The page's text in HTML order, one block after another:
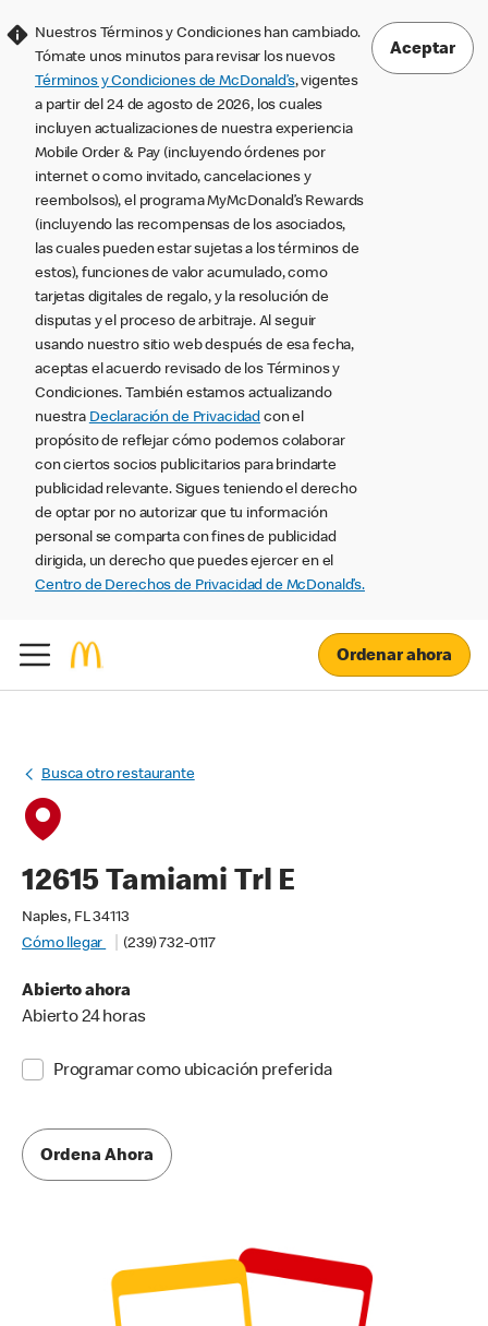
Nuestros Términos y Condiciones han cambiado.
Tómate unos minutos para revisar los nuevos
Términos y Condiciones de McDonald’s, vigentes
a partir del 24 de agosto de 2026, los cuales
incluyen actualizaciones de nuestra experiencia
Mobile Order & Pay (incluyendo órdenes por
internet o como invitado, cancelaciones y
reembolsos), el programa MyMcDonald’s Rewards
(incluyendo las recompensas de los asociados,
las cuales pueden estar sujetas a los términos de
estos), funciones de valor acumulado, como
tarjetas digitales de regalo, y la resolución de
disputas y el proceso de arbitraje. Al seguir
usando nuestro sitio web después de esa fecha,
aceptas el acuerdo revisado de los Términos y
Condiciones. También estamos actualizando
nuestra Declaración de Privacidad con el
propósito de reflejar cómo podemos colaborar
con ciertos socios publicitarios para brindarte
publicidad relevante. Sigues teniendo el derecho
de optar por no autorizar que tu información
personal se comparta con fines de publicidad
dirigida, un derecho que puedes ejercer en el
Centro de Derechos de Privacidad de McDonald’s.
Aceptar
Ordenar ahora
Busca otro restaurante
12615 Tamiami Trl E
Naples, FL 34113
Cómo llegar
(239) 732-0117
Abierto ahora
Abierto 24 horas
Programar como ubicación preferida
Ordena Ahora